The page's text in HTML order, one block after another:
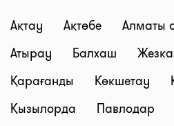
Ақтау Ақтөбе Алматы
Атырау
Балхаш
Қарағанды
Көкшетау
Қызылорда
Павлодар